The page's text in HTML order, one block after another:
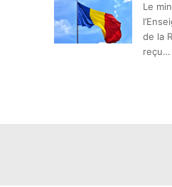
Le
de la
reçu…